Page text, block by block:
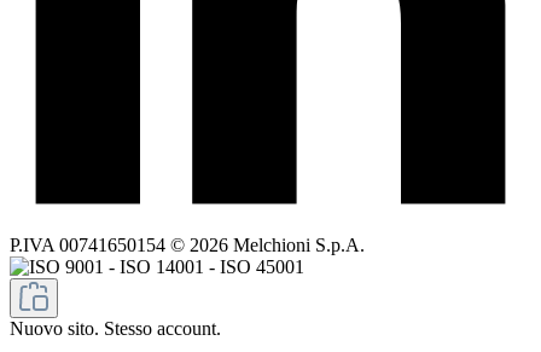
P.IVA 00741650154 © 2026 Melchioni S.p.A.
Nuovo sito. Stesso account.